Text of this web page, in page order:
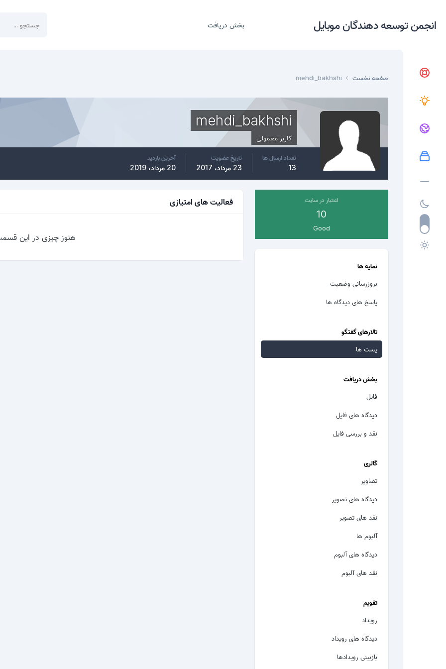
انجمن توسعه دهندگان موبایل بخش دریافت
صفحه نخست mehdi_bakhshi
mehdi_bakhshi
کاربر معمولی
تعداد ارسال ها
13
تاریخ عضویت
23 مرداد، 2017
آخرین بازدید
20 مرداد، 2019
اعتبار در سایت
10
Good
نمایه ها
بروزرسانی وضعیت
پاسخ های دیدگاه ها
تالارهای گفتگو
پست ها
بخش دریافت
فایل
دیدگاه های فایل
نقد و بررسی فایل
گالری
تصاویر
دیدگاه های تصویر
نقد های تصویر
آلبوم ها
دیدگاه های آلبوم
نقد های آلبوم
تقویم
رویداد
دیدگاه های رویداد
بازبینی رویدادها
فعالیت های امتیازی
هنوز چیزی در این